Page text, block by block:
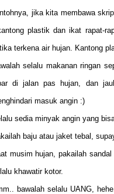
jika kita membawa
plastik dan ikat rapat-
terkena air hujan. Kantong
selalu makanan ringan
di jalan pas hujan, dan
masuk angin :)
sedia minyak angin yang
baju atau jaket tebal,
musim hujan, pakailah
khawatir kotor.
bawalah selalu UANG,